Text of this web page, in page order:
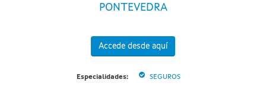
PONTEVEDRA
Accede desde aquí
Especialidades: SEGUROS